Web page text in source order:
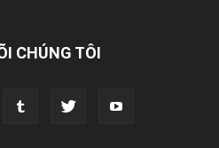
CHÚNG TÔI